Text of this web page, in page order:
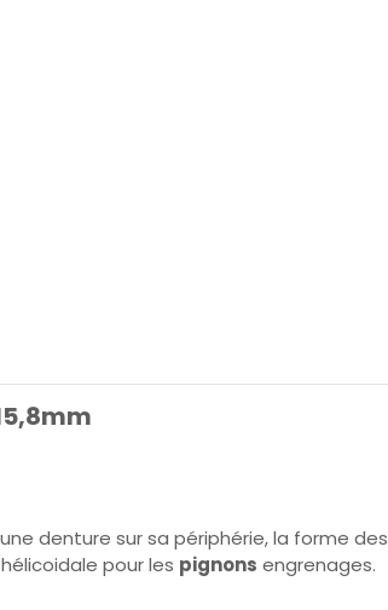
denture sur sa périphérie, la forme des
pour les pignons engrenages.